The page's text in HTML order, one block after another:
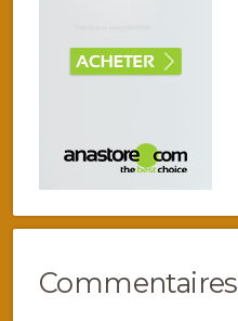
Commentaires